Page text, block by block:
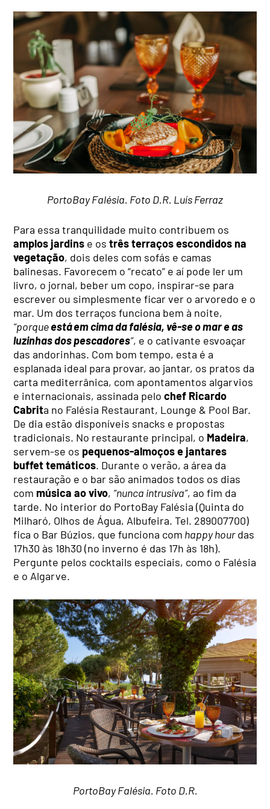
PortoBay Falésia. Foto D.R. Luís Ferraz
Para essa tranquilidade muito contribuem os
amplos jardins e os três terraços escondidos na
vegetação, dois deles com sofás e camas
balinesas. Favorecem o “recato” e aí pode ler um
livro, o jornal, beber um copo, inspirar-se para
escrever ou simplesmente ficar ver o arvoredo e o
mar. Um dos terraços funciona bem à noite,
“porqueestá em cima da falésia, vê-se o mar e as
luzinhas dos pescadores”, e o cativante esvoaçar
das andorinhas. Com bom tempo, esta é a
esplanada ideal para provar, ao jantar, os pratos da
carta mediterrânica, com apontamentos algarvios
e internacionais, assinada pelochef Ricardo
Cabrita no Falésia Restaurant, Lounge & Pool Bar.
De dia estão disponíveis snacks e propostas
tradicionais. No restaurante principal, o Madeira,
servem-se os pequenos-almoços e jantares
buffet temáticos. Durante o verão, a área da
restauração e o bar são animados todos os dias
com música ao vivo, “nunca intrusiva”, ao fim da
tarde. No interior do PortoBay Falésia (Quinta do
Milharó, Olhos de Água, Albufeira. Tel. 289007700)
fica o Bar Búzios, que funciona com happy hourdas
17h30 às 18h30 (no inverno é das 17h às 18h).
Pergunte pelos cocktails especiais, como o Falésia
e o Algarve.
PortoBay Falésia. Foto D.R.